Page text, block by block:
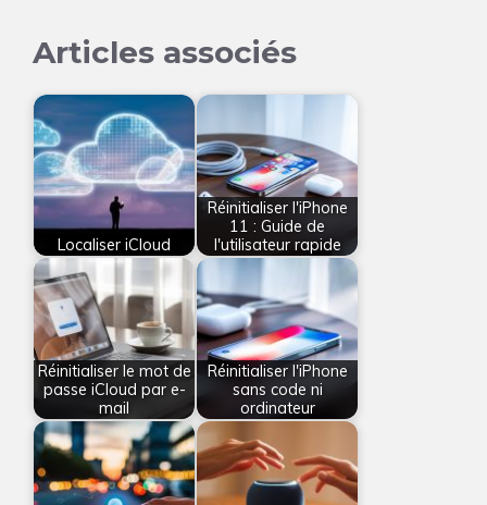
Articles associés
Localiser iCloud
Réinitialiser l'iPhone
11 : Guide de
l'utilisateur rapide
Réinitialiser le mot de
passe iCloud par e-
mail
Réinitialiser l'iPhone
sans code ni
ordinateur